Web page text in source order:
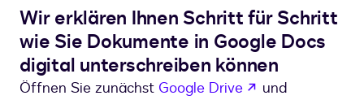
Wir erklären Ihnen Schritt für Schritt
wie Sie Dokumente in Google Docs
digital unterschreiben können
Öffnen Sie zunächst Google Drive wird in einem
und